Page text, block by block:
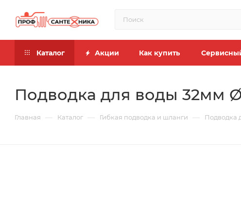
Каталог Акции Как купить
Подводка для воды 32мм
Главная — Каталог — Гибкая подводка и шланги — Подводка